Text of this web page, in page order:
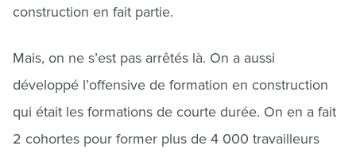
construction en fait partie.
Mais, on ne s’est pas arrêtés là. On a aussi
développé l’offensive de formation en construction
qui était les formations de courte durée. On en a fait
2 cohortes pour former plus de 4 000 travailleurs